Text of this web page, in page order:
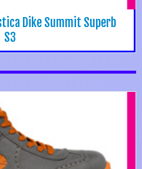
Dike Summit Superb
S3